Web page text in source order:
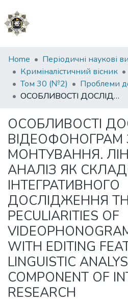
Communities
&
Collections
All of DSpace
Statistics
Home
Криміналістичний вісник
Том 30 (№2)
ОСОБЛИВОСТІ ДОСЛІДЖЕННЯ ВІДЕОФОНОГРАМ З ОЗНАКАМИ МОНТУВАННЯ. ЛІНГВІСТИЧНИЙ АНАЛІЗ ЯК СКЛАДОВА ІНТЕГРАТИВНОГО ДОСЛІДЖЕННЯ THE PECULIARITIES OF VIDEOPHONOGRAM RESEARCH WITH EDITING FEATURES. LINGUISTIC ANALYSIS AS A COMPONENT OF INTEGRATIVE RESEARCH
ОСОБЛИВОСТІ
МОНТУВАННЯ.
АНАЛІЗ ЯК
ІНТЕГРАТИВНОГО
ДОСЛІДЖЕННЯ
PECULIARITIES OF
WITH EDITING
LINGUISTIC
COMPONENT OF
RESEARCH